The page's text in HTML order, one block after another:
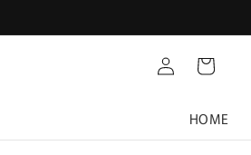
missing:
ー
HOME